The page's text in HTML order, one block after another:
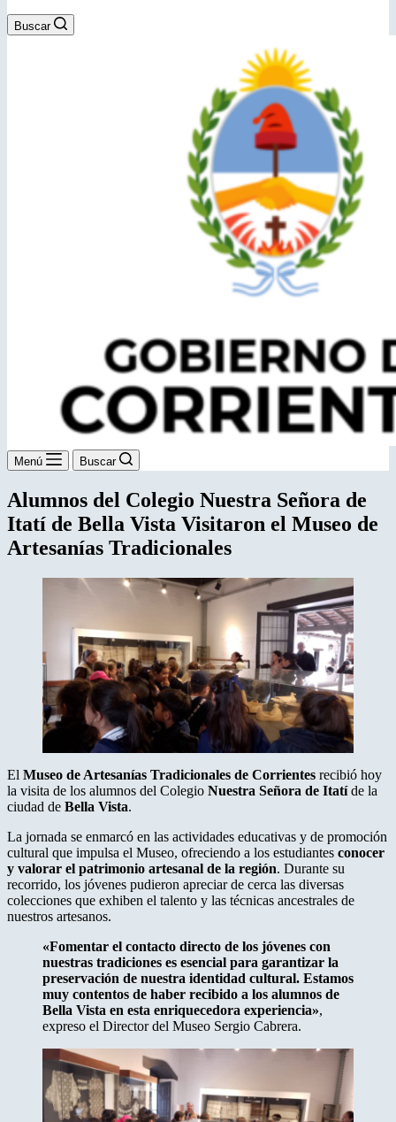
Buscar
Menú Buscar
Alumnos del Colegio Nuestra Señora de
Itatí de Bella Vista Visitaron el Museo de
Artesanías Tradicionales
El Museo de Artesanías Tradicionales de Corrientes recibió hoy
la visita de los alumnos del Colegio Nuestra Señora de Itatíde la
ciudad de Bella Vista.
La jornada se enmarcó en las actividades educativas y de promoción
cultural que impulsa el Museo, ofreciendo a los estudiantes conocer
y valorar el patrimonio artesanal de la región. Durante su
recorrido, los jóvenes pudieron apreciar de cerca las diversas
colecciones que exhiben el talento y las técnicas ancestrales de
nuestros artesanos.
«Fomentar el contacto directo de los jóvenes con
nuestras tradiciones es esencial para garantizar la
preservación de nuestra identidad cultural. Estamos
muy contentos de haber recibido a los alumnos de
Bella Vista en esta enriquecedora experiencia»,
expreso el Director del Museo Sergio Cabrera.